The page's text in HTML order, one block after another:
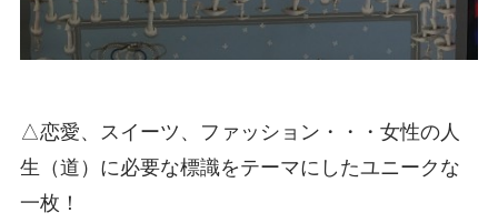
△恋愛、スイーツ、ファッション・・・女性の人
生（道）に必要な標識をテーマにしたユニークな
一枚！